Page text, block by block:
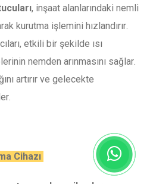
, inşaat alanlarındaki nemli
kurutma işlemini hızlandırır.
etkili bir şekilde ısı
nemden arınmasını sağlar.
artırır ve gelecekte
Cihazı